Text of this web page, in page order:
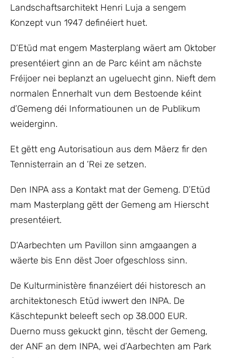
Landschaftsarchitekt Henri Luja a sengem
Konzept vun 1947 definéiert huet.
D’Etüd mat engem Masterplang wäert am Oktober
presentéiert ginn an de Parc kéint am nächste
Fréijoer nei beplanzt an ugeluecht ginn. Nieft dem
normalen Ënnerhalt vun dem Bestoende kéint
d’Gemeng déi Informatiounen un de Publikum
weiderginn.
Et gëtt eng Autorisatioun aus dem Mäerz fir den
Tennisterrain an d ‘Rei ze setzen.
Den INPA ass a Kontakt mat der Gemeng. D’Etüd
mam Masterplang gëtt der Gemeng am Hierscht
presentéiert.
D‘Aarbechten um Pavillon sinn amgaangen a
wäerte bis Enn dëst Joer ofgeschloss sinn.
De Kulturministère finanzéiert déi historesch an
architektonesch Etüd iwwert den INPA. De
Käschtepunkt beleeft sech op 38.000 EUR.
Duerno muss gekuckt ginn, tëscht der Gemeng,
der ANF an dem INPA, wei d’Aarbechten am Park